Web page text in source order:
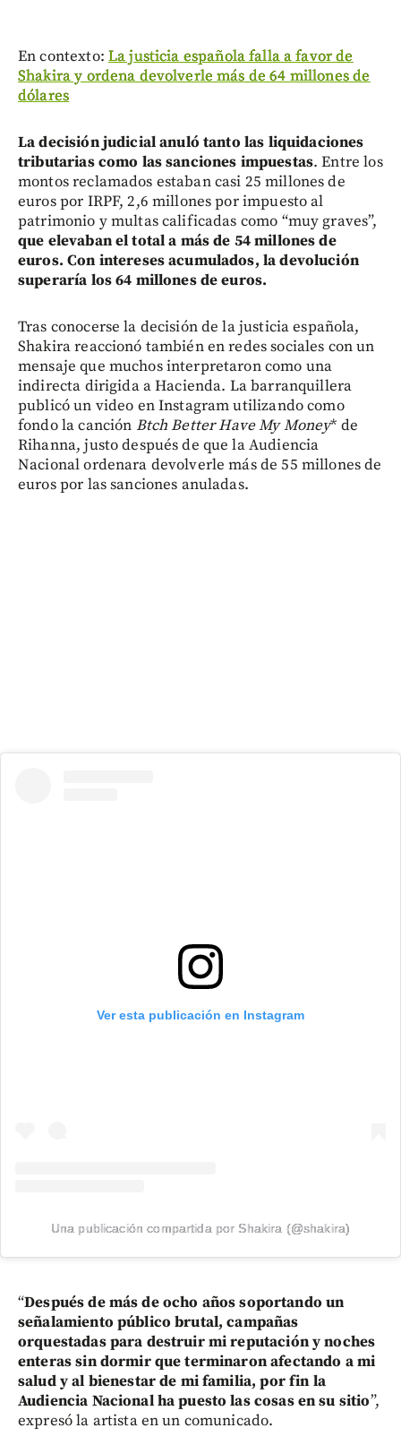
En contexto: La justicia española falla a favor de
Shakira y ordena devolverle más de 64 millones de
dólares
La decisión judicial anuló tanto las liquidaciones
tributarias como las sanciones impuestas. Entre los
montos reclamados estaban casi 25 millones de
euros por IRPF, 2,6 millones por impuesto al
patrimonio y multas calificadas como “muy graves”,
que elevaban el total a más de 54 millones de
euros. Con intereses acumulados, la devolución
superaría los 64 millones de euros.
Tras conocerse la decisión de la justicia española,
Shakira reaccionó también en redes sociales con un
mensaje que muchos interpretaron como una
indirecta dirigida a Hacienda. La barranquillera
publicó un video en Instagram utilizando como
fondo la canción Btch Better Have My Money* de
Rihanna, justo después de que la Audiencia
Nacional ordenara devolverle más de 55 millones de
euros por las sanciones anuladas.
Ver esta publicación en Instagram
Una publicación compartida por Shakira (@shakira)
“Después de más de ocho años soportando un
señalamiento público brutal, campañas
orquestadas para destruir mi reputación y noches
enteras sin dormir que terminaron afectando a mi
salud y al bienestar de mi familia, por fin la
Audiencia Nacional ha puesto las cosas en su sitio”,
expresó la artista en un comunicado.